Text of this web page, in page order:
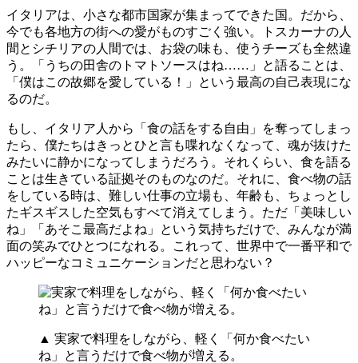
イタリアは、小さな都市国家が集まってできた国。だから、
今でも各地方の街への愛がものすごく強い。トスカーナの人
間とシチリアの人間では、お袋の味も、使うチーズも全然違
う。「うちの田舎のトマトソースはね……」と語ることは、
「僕はこの故郷を愛している！」という最高の自己表現にな
るのだ。
もし、イタリア人から「食の話をする自由」を奪ってしまっ
たら、僕たちはきっとひと言も喋れなくなって、魂が抜けた
みたいに静かになってしまうだろう。それくらい、食を語る
ことは生きている証拠そのものなのだ。それに、食べ物の話
をしている時は、難しい仕事の立場も、年齢も、ちょっとし
たギスギスした空気もすべて消えてしまう。ただ「美味しい
ね」「あそこ最高だよね」という気持ちだけで、みんなが満
面の笑みでひとつになれる。これって、世界中で一番平和で
ハッピーなコミュニケーションだと思わない？
▲ 実家で料理をしながら、軽く「何か食べたい
ね」と言うだけで食べ物が増える。